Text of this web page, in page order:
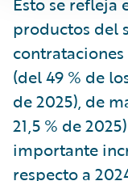
productos del
(del 49 % de
de 2025), de
21,5 % de
importante
respecto a